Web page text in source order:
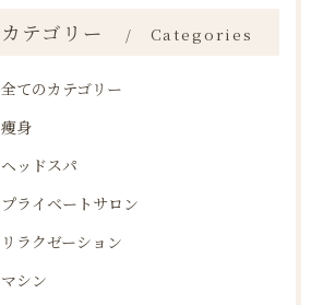
カテゴリー Categories
全てのカテゴリー
痩身
ヘッドスパ
プライベートサロン
リラクゼーション
マシン